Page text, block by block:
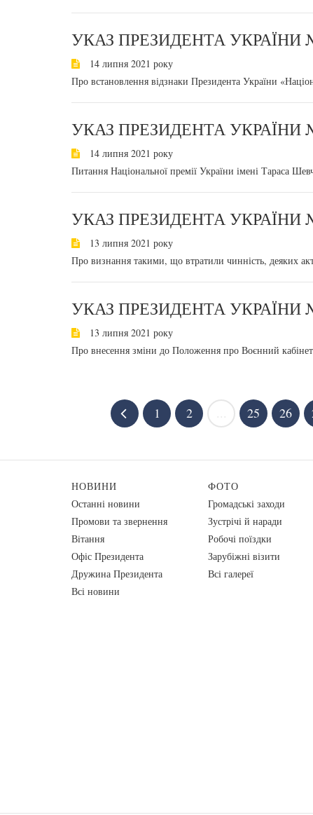
УКАЗ ПРЕЗИДЕНТА УКРАЇНИ
14 липня 2021 року
Про встановлення відзнаки Президента України
УКАЗ ПРЕЗИДЕНТА УКРАЇНИ
14 липня 2021 року
Питання Національної премії України імені Тараса
УКАЗ ПРЕЗИДЕНТА УКРАЇНИ
13 липня 2021 року
Про визнання такими, що втратили чинність, деяких
УКАЗ ПРЕЗИДЕНТА УКРАЇНИ
13 липня 2021 року
Про внесення зміни до Положення про Воєнний
1 2 25 26
НОВИНИ
Останні новини
Промови та звернення
Вiтання
Офіс Президента
Дружина Президента
Всі новини
ФОТО
Громадські заходи
Зустрічі й наради
Робочі поїздки
Зарубіжні візити
Всі галереї